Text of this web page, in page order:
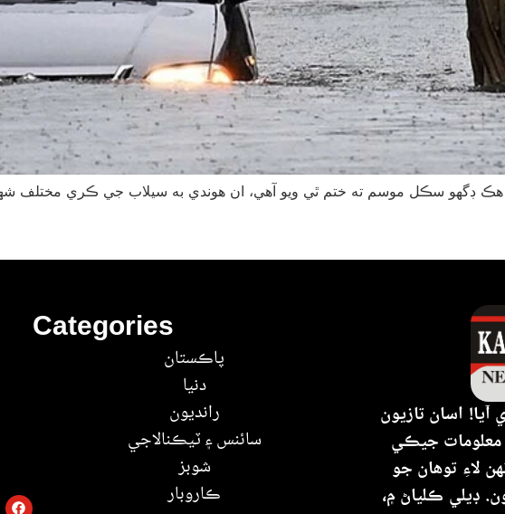
Categories
پاڪستان
دنيا
رانديون
سائنس ۽ ٽيڪنالاجي
شوبز
ڪاروبار
اسان تازيون
معلومات جيڪي
لاءِ توهان جو
ڊيلي ڪلياڻ ۾،